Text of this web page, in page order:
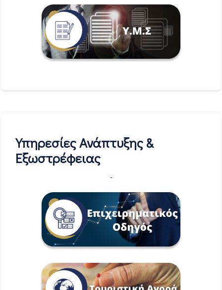
Υπηρεσίες Ανάπτυξης &
Εξωστρέφειας
-